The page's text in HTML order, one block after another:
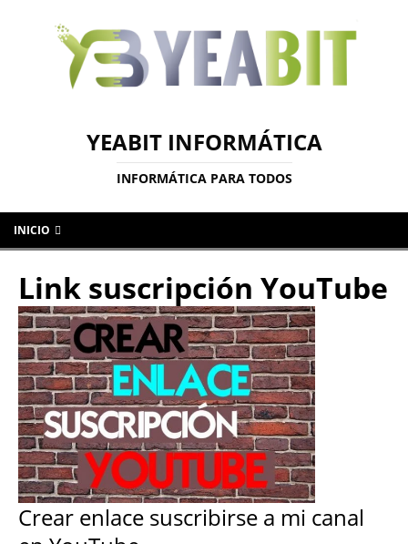
YEABIT INFORMÁTICA
INFORMÁTICA PARA TODOS
INICIO
Link suscripción YouTube
Crear enlace suscribirse a mi canal